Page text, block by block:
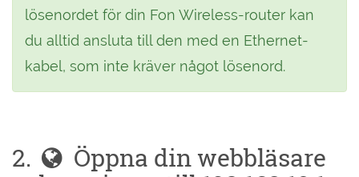
lösenordet för din Fon Wireless-router kan
du alltid ansluta till den med en Ethernet-
kabel, som inte kräver något lösenord.
2.
Öppna din webbläsare